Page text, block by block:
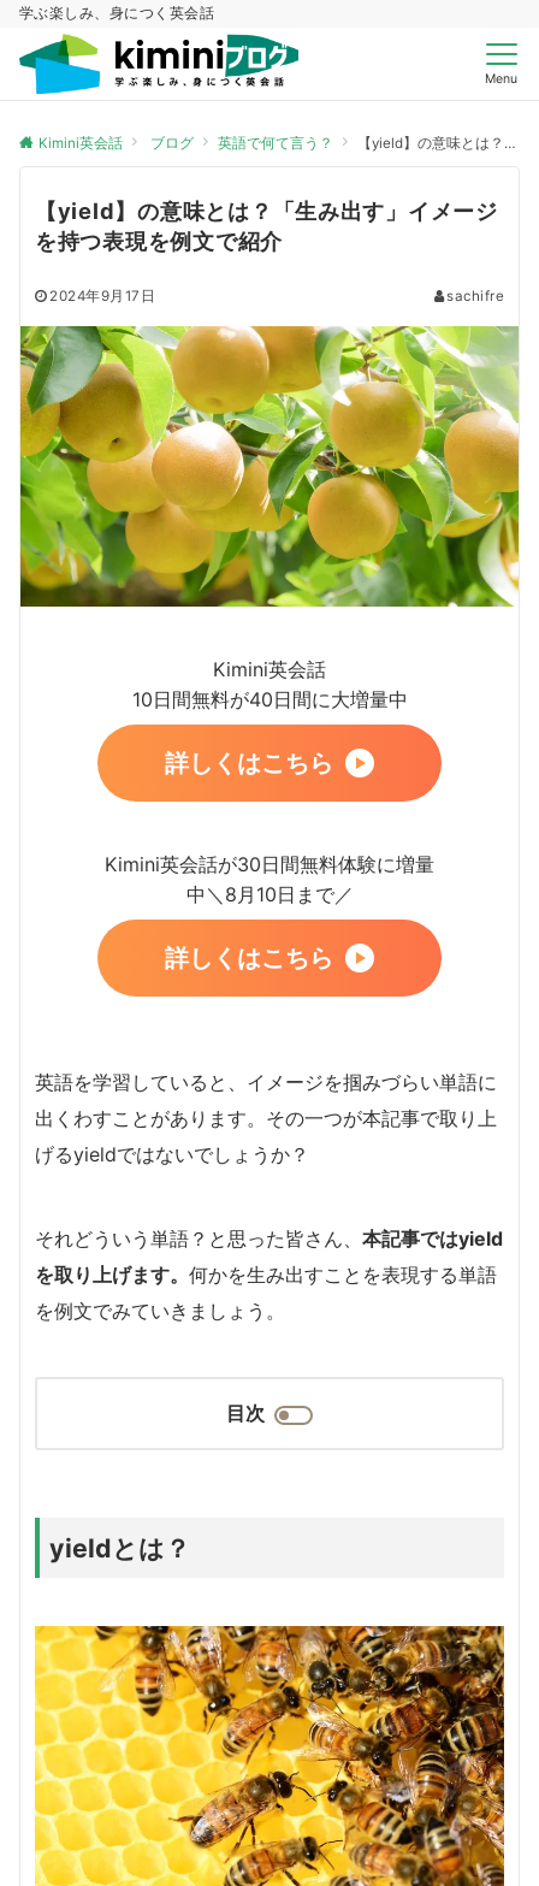
学ぶ楽しみ、身につく英会話
Menu
Kimini英会話 ブログ 英語で何て言う？ 【yield】の意味とは？「生み出す」イメージを持つ表現を例文で紹介
【yield】の意味とは？「生み出す」イメージ
を持つ表現を例文で紹介
2024年9月17日 sachifre
Kimini英会話
10日間無料が40日間に大増量中
詳しくはこちら
Kimini英会話が30日間無料体験に増量
中＼8月10日まで／
詳しくはこちら
英語を学習していると、イメージを掴みづらい単語に
出くわすことがあります。その一つが本記事で取り上
げるyieldではないでしょうか？
それどういう単語？と思った皆さん、 本記事ではyield
を取り上げます。 何かを生み出すことを表現する単語
を例文でみていきましょう。
目次
yieldとは？